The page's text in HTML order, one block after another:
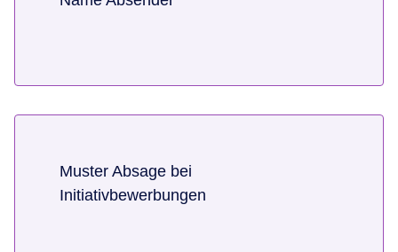
Muster Absage bei
Initiativbewerbungen